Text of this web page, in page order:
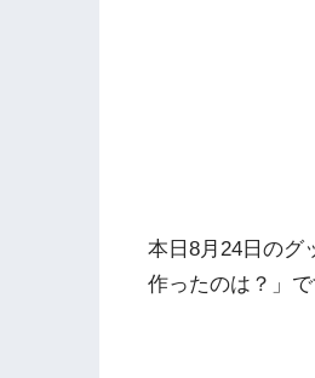
本日8月24日のグ
作ったのは？」で